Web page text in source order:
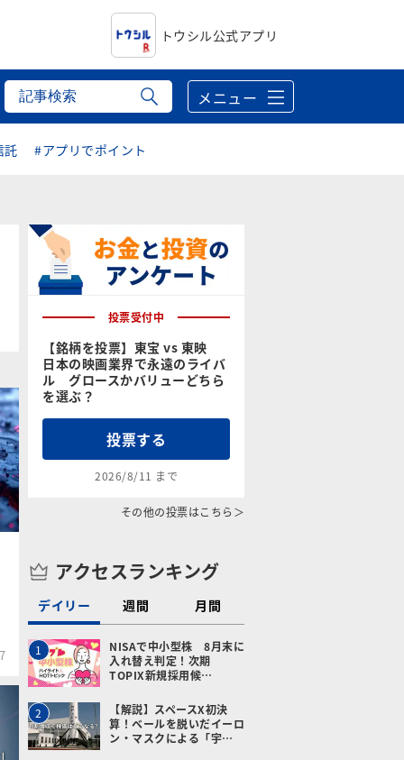
トウシル公式アプリ
メニュー
託 #アプリでポイント
投票受付中
【銘柄を投票】東宝 vs 東映
日本の映画業界で永遠のライバ
ル グロースかバリューどちら
を選ぶ？
投票する
2026/8/11 まで
その他の投票はこちら＞
アクセスランキング
デイリー 週間 月間
1
NISAで中小型株 8月末に
入れ替え判定！次期
TOPIX新規採用候…
2
【解説】スペースX初決
算！ベールを脱いだイーロ
ン・マスクによる「宇…